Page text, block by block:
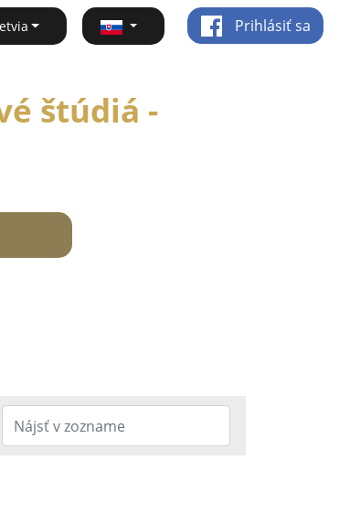
Prihlásiť sa
štúdiá -